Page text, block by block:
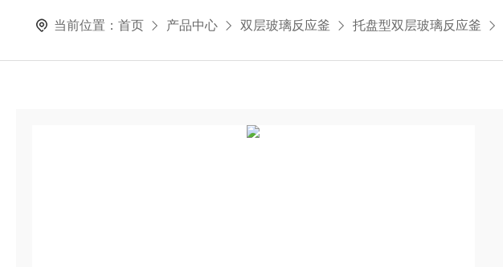
当前位置：首页 产品中心 双层玻璃反应釜 托盘型双层玻璃反应釜